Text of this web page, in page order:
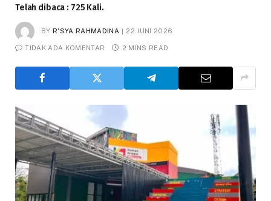
Telah dibaca : 725 Kali.
BY R'SYA RAHMADINA 22 JUNI 2026
TIDAK ADA KOMENTAR 2 MINS READ